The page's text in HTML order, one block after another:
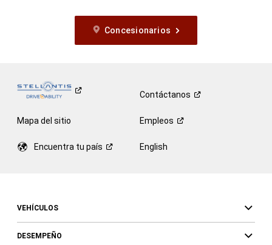
Concesionarios
Contáctanos
Mapa del sitio Empleos
Encuentra tu país English
VEHÍCULOS
DESEMPEÑO